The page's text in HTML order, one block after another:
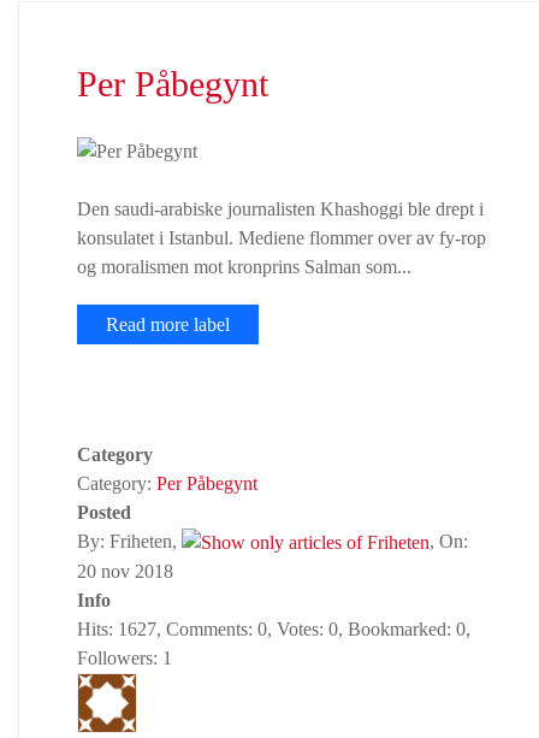
Per Påbegynt
Den saudi-arabiske journalisten Khashoggi ble drept i
konsulatet i Istanbul. Mediene flommer over av fy-rop
og moralismen mot kronprins Salman som...
Read more label
Category
Category: Per Påbegynt
Posted
By: Friheten,
, On:
20 nov 2018
Info
Hits: 1627, Comments: 0, Votes: 0, Bookmarked: 0,
Followers: 1